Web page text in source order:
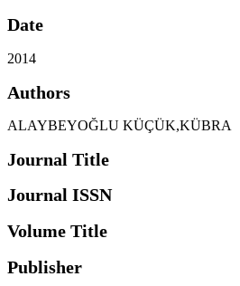
Date
2014
Authors
ALAYBEYOĞLU KÜÇÜK,KÜBRA
Journal Title
Journal ISSN
Volume Title
Publisher